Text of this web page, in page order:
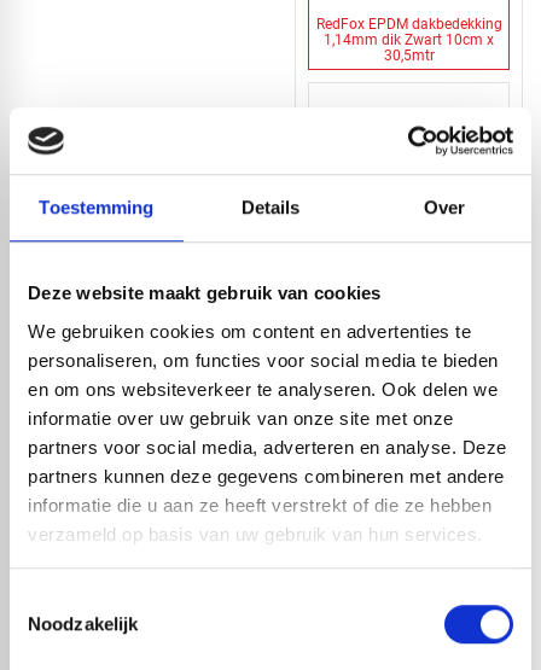
Toestemming Details Over
Deze website maakt gebruik van cookies
We gebruiken cookies om content en advertenties te
personaliseren, om functies voor social media te bieden
en om ons websiteverkeer te analyseren. Ook delen we
informatie over uw gebruik van onze site met onze
partners voor social media, adverteren en analyse. Deze
partners kunnen deze gegevens combineren met andere
informatie die u aan ze heeft verstrekt of die ze hebben
verzameld op basis van uw gebruik van hun services.
Noodzakelijk
RedFox EPDM dakbedekking
1,14mm dik Zwart 10cm x
30,5mtr
RedFox® EPDM strook |
RedFox® EPDM strook |
0,75mm dik | Zwart | 100cm
x 20 mtr